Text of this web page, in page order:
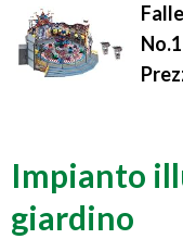
No.1
Impianto
giardino